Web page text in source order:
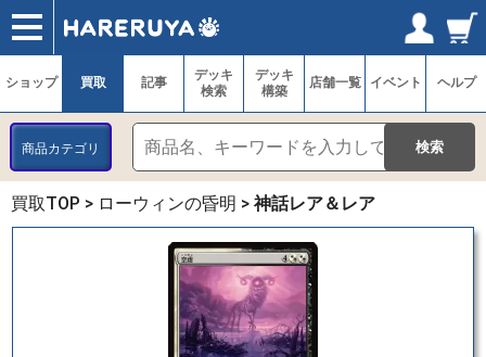
ショップ
買取
記事
デッキ検索
デッキ構築
選手一覧
店舗一覧
イベント
ヘルプ
お問い合わせ ログイン／会員登録
マイページ
ショップ 買取 記事
デッキ
検索
デッキ
構築
店舗一覧 イベント ヘルプ
商品カテゴリ
買取TOP > ローウィンの昏明 > 神話レア＆レア